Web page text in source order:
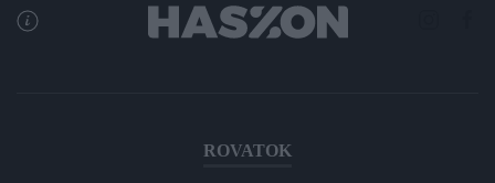
ROVATOK